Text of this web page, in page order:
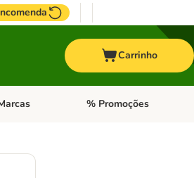
Carrinho
de categoria: Outros animais
Abrir menu de categoria:
% Promoções